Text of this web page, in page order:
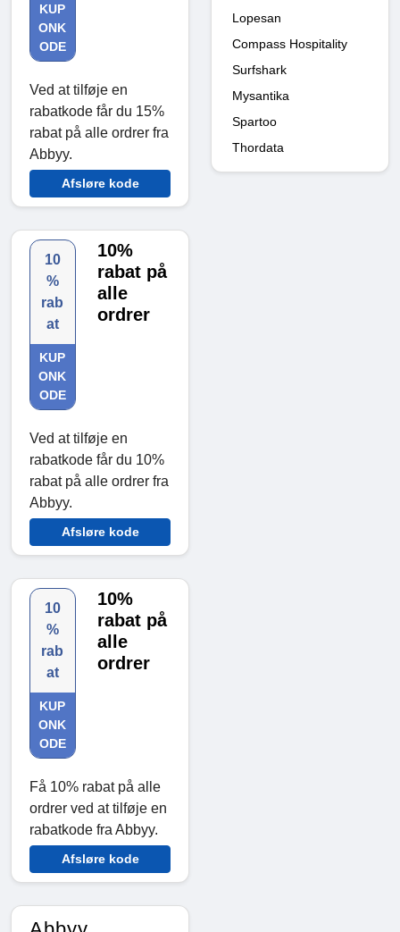
KUP
ONK
ODE
Ved at tilføje en
rabatkode får du 15%
rabat på alle ordrer fra
Abbyy.
Afsløre kode
10
%
rab
at
KUP
ONK
ODE
10%
rabat på
alle
ordrer
Ved at tilføje en
rabatkode får du 10%
rabat på alle ordrer fra
Abbyy.
Afsløre kode
10
%
rab
at
KUP
ONK
ODE
10%
rabat på
alle
ordrer
Få 10% rabat på alle
ordrer ved at tilføje en
rabatkode fra Abbyy.
Afsløre kode
Lopesan
Compass Hospitality
Surfshark
Mysantika
Spartoo
Thordata